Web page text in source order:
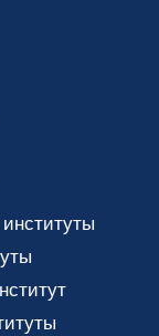
институты